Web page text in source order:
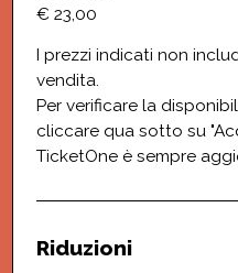
€ 23,00
I prezzi indicati non
vendita.
Per verificare la
cliccare qua sotto su
TicketOne è sempre
Riduzioni